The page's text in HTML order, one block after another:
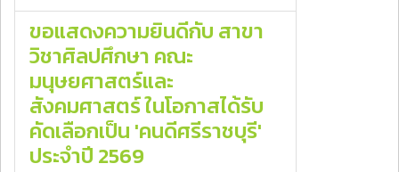
ขอแสดงความยินดีกับ สาขา
วิชาศิลปศึกษา คณะ
มนุษยศาสตร์และ
สังคมศาสตร์ ในโอกาสได้รับ
คัดเลือกเป็น 'คนดีศรีราชบุรี'
ประจำปี 2569